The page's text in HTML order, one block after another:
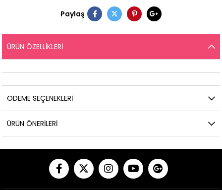
Paylaş
ÜRÜN ÖZELLIKLERI
ÖDEME SEÇENEKLERI
ÜRÜN ÖNERILERI